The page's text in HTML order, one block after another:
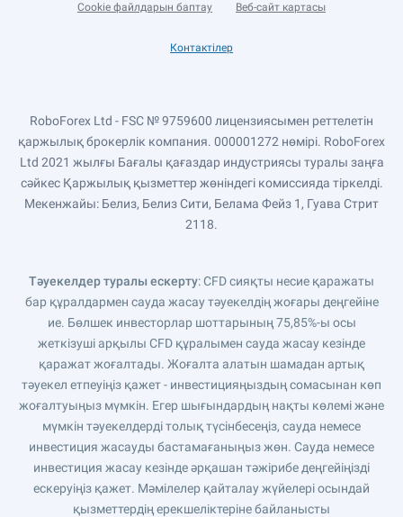
Cookie файлдарын баптау Веб-сайт картасы
Контактілер
RoboForex Ltd - FSC № 9759600 лицензиясымен реттелетін
қаржылық брокерлік компания. 000001272 нөмірі. RoboForex
Ltd 2021 жылғы Бағалы қағаздар индустриясы туралы заңға
сәйкес Қаржылық қызметтер жөніндегі комиссияда тіркелді.
Мекенжайы: Белиз, Белиз Сити, Белама Фейз 1, Гуава Стрит
2118.
Тәуекелдер туралы ескерту: CFD сияқты несие қаражаты
бар құралдармен сауда жасау тәуекелдің жоғары деңгейіне
ие. Бөлшек инвесторлар шоттарының 75,85%-ы осы
жеткізуші арқылы CFD құралымен сауда жасау кезінде
қаражат жоғалтады. Жоғалта алатын шамадан артық
тәуекел етпеуіңіз қажет - инвестицияңыздың сомасынан көп
жоғалтуыңыз мүмкін. Егер шығындардың нақты көлемі және
мүмкін тәуекелдерді толық түсінбесеңіз, сауда немесе
инвестиция жасауды бастамағаныңыз жөн. Сауда немесе
инвестиция жасау кезінде әрқашан тәжірибе деңгейіңізді
ескеруіңіз қажет. Мәмілелер қайталау жүйелері осындай
қызметтердің ерекшеліктеріне байланысты